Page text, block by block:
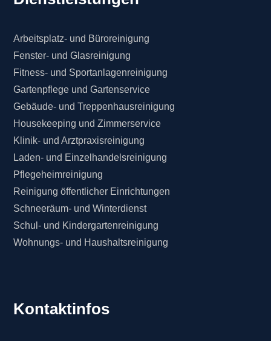
Arbeitsplatz- und Büroreinigung
Fenster- und Glasreinigung
Fitness- und Sportanlagenreinigung
Gartenpflege und Gartenservice
Gebäude- und Treppenhausreinigung
Housekeeping und Zimmerservice
Klinik- und Arztpraxisreinigung
Laden- und Einzelhandelsreinigung
Pflegeheimreinigung
Reinigung öffentlicher Einrichtungen
Schneeräum- und Winterdienst
Schul- und Kindergartenreinigung
Wohnungs- und Haushaltsreinigung
Kontaktinfos